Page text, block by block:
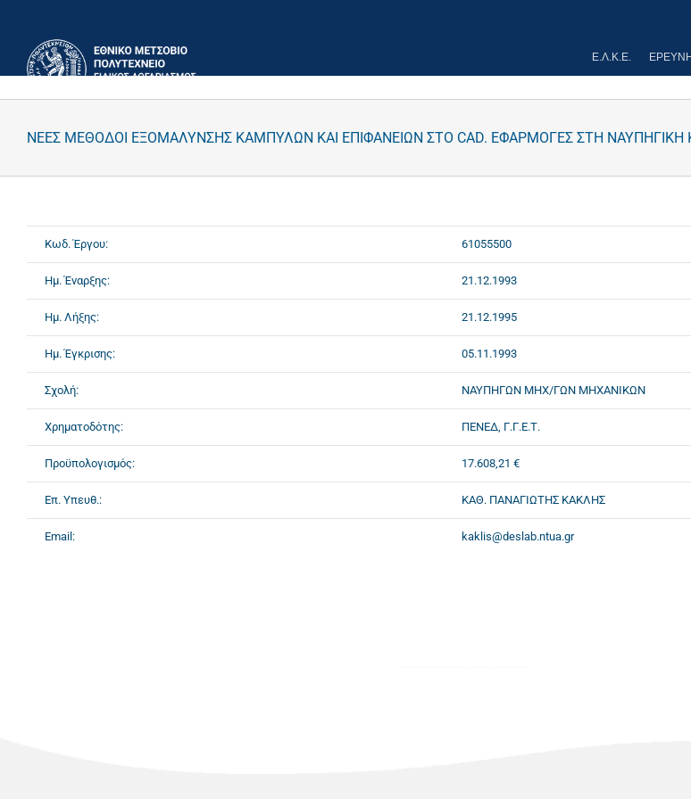
περιεχόμενο
Ε.Λ.Κ.Ε.
ΝΕΕΣ ΜΕΘΟΔΟΙ ΕΞΟΜΑΛΥΝΣΗΣ ΚΑΜΠΥΛΩΝ ΚΑΙ ΕΠΙΦΑΝΕΙΩΝ ΣΤΟ CAD. ΕΦΑΡΜΟΓΕΣ ΣΤΗ ΝΑΥΠΗΓΙΚΗ
Κωδ. Έργου: 61055500
Ημ. Έναρξης: 21.12.1993
Ημ. Λήξης: 21.12.1995
Ημ. Έγκρισης: 05.11.1993
Σχολή: ΝΑΥΠΗΓΩΝ ΜΗΧ/ΓΩΝ ΜΗΧΑΝΙΚΩΝ
Χρηματοδότης: ΠΕΝΕΔ, Γ.Γ.Ε.Τ.
Προϋπολογισμός: 17.608,21 €
Επ. Υπευθ.: ΚΑΘ. ΠΑΝΑΓΙΩΤΗΣ ΚΑΚΛΗΣ
Email: kaklis@deslab.ntua.gr